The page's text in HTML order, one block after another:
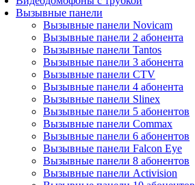
Вызывные панели
Вызывные панели Novicam
Вызывные панели 2 абонента
Вызывные панели Tantos
Вызывные панели 3 абонента
Вызывные панели CTV
Вызывные панели 4 абонента
Вызывные панели Slinex
Вызывные панели 5 абонентов
Вызывные панели Commax
Вызывные панели 6 абонентов
Вызывные панели Falcon Eye
Вызывные панели 8 абонентов
Вызывные панели Activision